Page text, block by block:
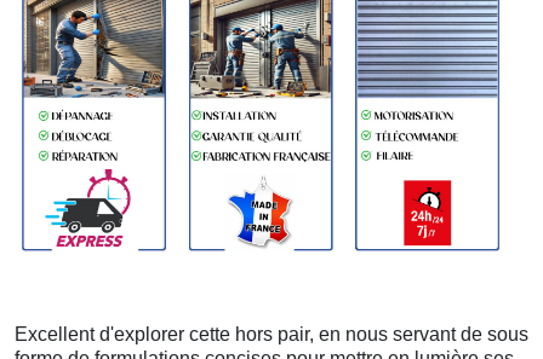
Excellent d'explorer cette hors pair, en nous servant de sous